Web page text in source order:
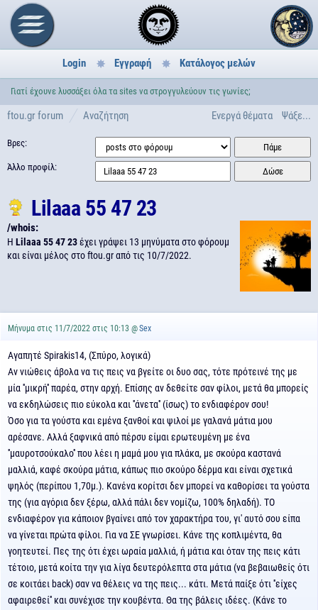
Login Εγγραφή Κατάλογος μελών
Γιατί έχουνε λυσσάξει όλα τα sites να στρογγυλεύουν τις γωνίες;
Ενεργά θέματα Ψάξε...
ftou.gr forum Αναζήτηση
Lilaaa 55 47 23
Βρες:
Άλλο προφίλ:
/whois:
H Lilaaa 55 47 23έχει γράψει 13 μηνύματα στο φόρουμ
και είναι μέλος στο ftou.gr από τις 10/7/2022.
Μήνυμα στις 11/7/2022 στις 10:13 @Sex
Αγαπητέ Spirakis14, (Σπύρο, λογικά)
Αν νιώθεις άβολα να τις πεις να βγείτε οι δυο σας, τότε πρότεινέ της με
μία ''μικρή'' παρέα, στην αρχή. Επίσης αν δεθείτε σαν φίλοι, μετά θα μπορείς
να εκδηλώσεις πιο εύκολα και ''άνετα'' (ίσως) το ενδιαφέρον σου!
Όσο για τα γούστα και εμένα ξανθοί και ψιλοί με γαλανά μάτια μου
αρέσανε. Αλλά ξαφνικά από πέρσυ είμαι ερωτευμένη με ένα
''μαυροτσούκαλο'' που λέει η μαμά μου για πλάκα, με σκούρα καστανά
μαλλιά, καφέ σκούρα μάτια, κάπως πιο σκούρο δέρμα και είναι σχετικά
ψηλός (περίπου 1,70μ.). Κανένα κορίτσι δεν μπορεί να καθορίσει τα γούστα
της (για αγόρια δεν ξέρω, αλλά πάλι δεν νομίζω, 100% δηλαδή). ΤΟ
ενδιαφέρον για κάποιον βγαίνει από τον χαρακτήρα του, γι' αυτό σου είπα
να γίνεται πρώτα φίλοι. Για να ΣΕ γνωρίσει. Κάνε της κοπλιμέντα, θα
γοητευτεί. Πες της ότι έχει ωραία μαλλιά, ή μάτια και όταν της πεις κάτι
τέτοιο, μετά κοίτα την για λίγα δευτερόλεπτα στα μάτια (να βεβαιωθείς ότι
σε κοιτάει back) σαν να θέλεις να της πεις... κάτι. Μετά παίξε ότι ''είχες
αφαιρεθεί'' και συνέχισε την κουβέντα. Θα της βάλεις ιδέες. (Κάνε το